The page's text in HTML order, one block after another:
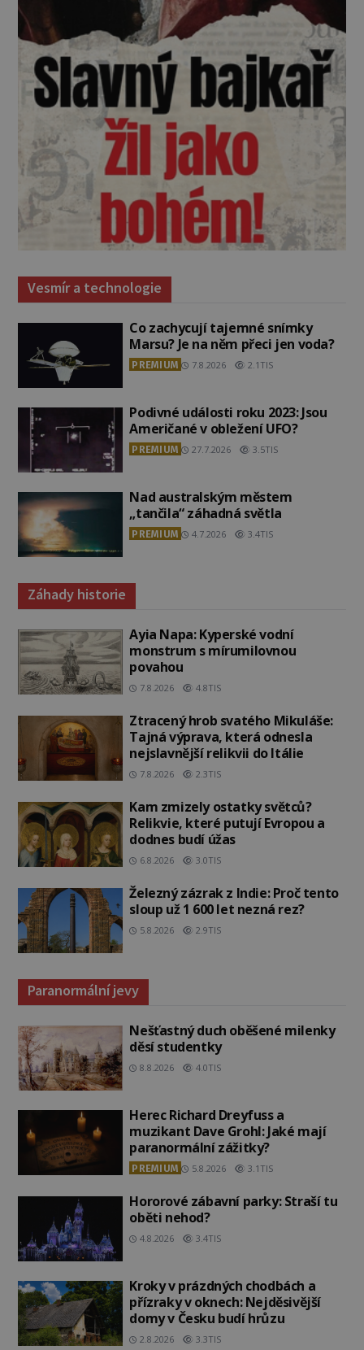
Vesmír a technologie
Co zachycují tajemné snímky
Marsu? Je na něm přeci jen voda?
PREMIUM 7.8.2026 2.1TIS
Podivné události roku 2023: Jsou
Američané v obležení UFO?
PREMIUM 27.7.2026 3.5TIS
Nad australským městem
„tančila“ záhadná světla
PREMIUM 4.7.2026 3.4TIS
Záhady historie
Ayia Napa: Kyperské vodní
monstrum s mírumilovnou
povahou
7.8.2026 4.8TIS
Ztracený hrob svatého Mikuláše:
Tajná výprava, která odnesla
nejslavnější relikvii do Itálie
7.8.2026 2.3TIS
Kam zmizely ostatky světců?
Relikvie, které putují Evropou a
dodnes budí úžas
6.8.2026 3.0TIS
Železný zázrak z Indie: Proč tento
sloup už 1 600 let nezná rez?
5.8.2026 2.9TIS
Paranormální jevy
Nešťastný duch oběšené milenky
děsí studentky
8.8.2026 4.0TIS
Herec Richard Dreyfuss a
muzikant Dave Grohl: Jaké mají
paranormální zážitky?
PREMIUM 5.8.2026 3.1TIS
Hororové zábavní parky: Straší tu
oběti nehod?
4.8.2026 3.4TIS
Kroky v prázdných chodbách a
přízraky v oknech: Nejděsivější
domy v Česku budí hrůzu
2.8.2026 3.3TIS